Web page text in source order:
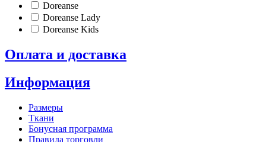
Doreanse
Doreanse Lady
Doreanse Kids
Оплата и доставка
Информация
Размеры
Ткани
Бонусная программа
Правила торговли